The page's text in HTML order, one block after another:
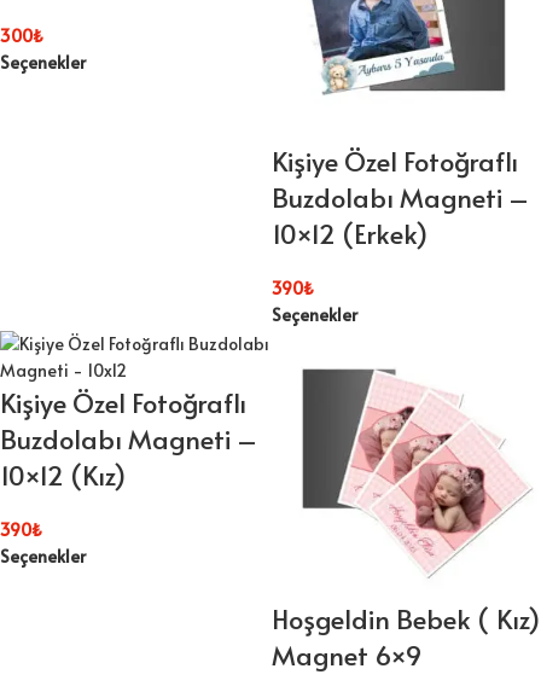
300₺
Seçenekler
Kişiye Özel Fotoğraflı
Buzdolabı Magneti –
10×12 (Erkek)
390₺
Seçenekler
Kişiye Özel Fotoğraflı
Buzdolabı Magneti –
10×12 (Kız)
390₺
Seçenekler
Hoşgeldin Bebek ( Kız)
Magnet 6×9